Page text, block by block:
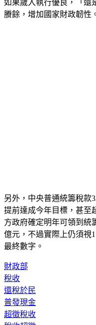
如果歲入執行優良，「還
賸餘，增加國家財政韌性
另外，中央普通統籌稅款
提前達成今年目標，甚至
方政府確定明年可領到統
億元，不過實際上仍須視
最終數字。
財政部
稅收
還稅於民
普發現金
超徵稅收